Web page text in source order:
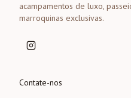
acampamentos de luxo,
marroquinas exclusivas.
Contate-nos